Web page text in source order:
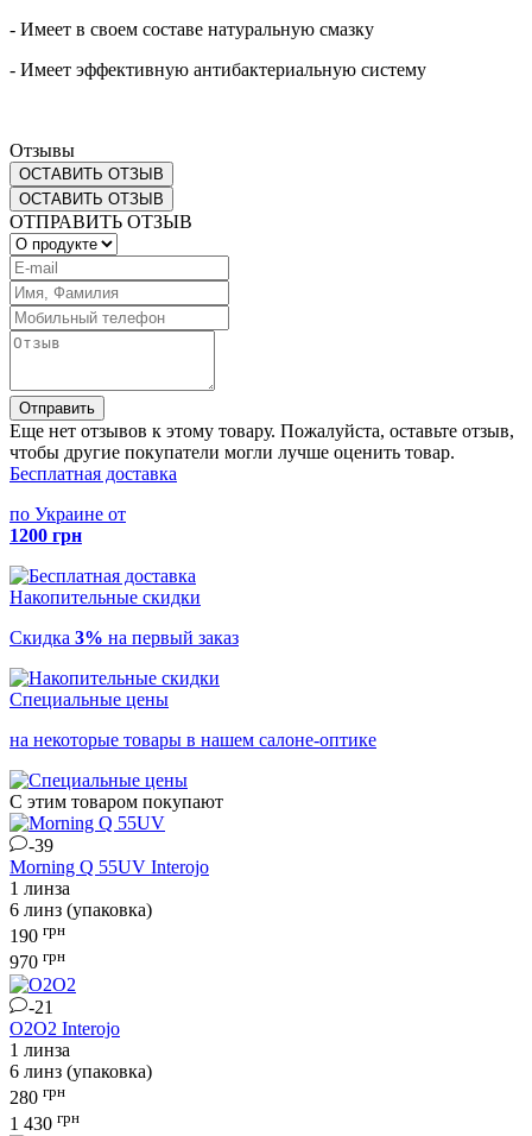
- Имеет в своем составе натуральную смазку
- Имеет эффективную антибактериальную систему
Отзывы
ОСТАВИТЬ ОТЗЫВ
ОСТАВИТЬ ОТЗЫВ
ОТПРАВИТЬ ОТЗЫВ
Отправить
Еще нет отзывов к этому товару. Пожалуйста, оставьте отзыв,
чтобы другие покупатели могли лучше оценить товар.
Бесплатная доставка
по Украине от
1200 грн
Накопительные скидки
Скидка 3% на первый заказ
Специальные цены
на некоторые товары в нашем салоне-оптике
С этим товаром покупают
-39
Morning Q 55UV Interojo
1 линза
6 линз (упаковка)
190 грн
970 грн
-21
O2O2 Interojo
1 линза
6 линз (упаковка)
280 грн
1 430 грн